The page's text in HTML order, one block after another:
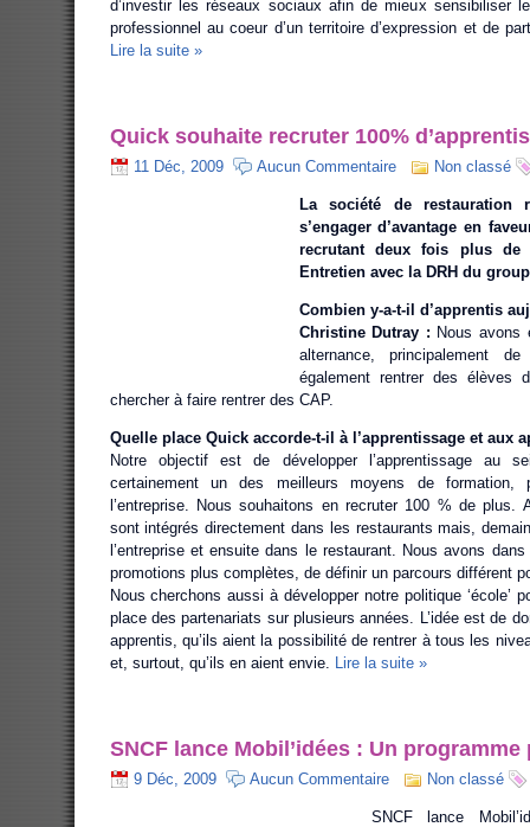
d’investir les réseaux sociaux afin de mieux sensibiliser
professionnel au coeur d’un territoire d’expression et de
Lire la suite »
Quick souhaite recruter 100%
11 Déc, 2009 Aucun Commentaire Non classé
La société de restauration
s’engager d’avantage en
recrutant deux fois plus de
Entretien avec la DRH du
Combien y-a-t-il d’apprentis
Christine Dutray : Nous avons
alternance, principalement
également rentrer des élèves
chercher à faire rentrer des CAP.
Quelle place Quick accorde-t-il à l’apprentissage et aux
Notre objectif est de développer l’apprentissage au
certainement un des meilleurs moyens de formation,
l’entreprise. Nous souhaitons en recruter 100 % de plus.
sont intégrés directement dans les restaurants mais,
l’entreprise et ensuite dans le restaurant. Nous avons
promotions plus complètes, de définir un parcours différent
Nous cherchons aussi à développer notre politique ‘école’
place des partenariats sur plusieurs années. L’idée est de
apprentis, qu’ils aient la possibilité de rentrer à tous les
et, surtout, qu’ils en aient envie. Lire la suite »
SNCF lance Mobil’idées : Un
9 Déc, 2009 Aucun Commentaire Non classé
SNCF lance